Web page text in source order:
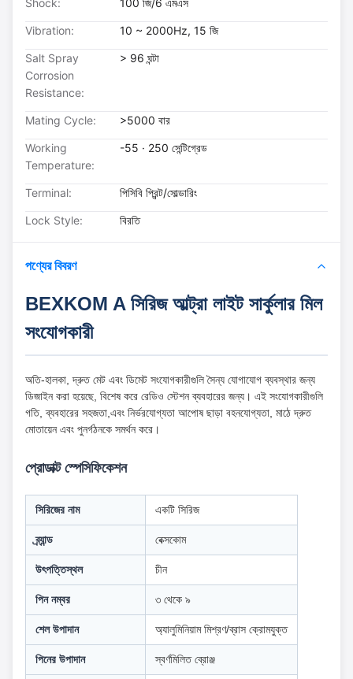
Shock: 100 জি/6 এমএস
Vibration: 10 ~ 2000Hz, 15 জি
Salt Spray
Corrosion
Resistance:
> 96 ঘন্টা
Mating Cycle: >5000 বার
Working
Temperature:
-55 · 250 সেন্টিগ্রেড
Terminal: পিসিবি প্রিন্ট/সোল্ডারিং
Lock Style: বিরতি
পণ্যের বিবরণ
BEXKOM A সিরিজ আল্ট্রা লাইট সার্কুলার মিল
সংযোগকারী
অতি-হালকা, দ্রুত মেট এবং ডিমেট সংযোগকারীগুলি সৈন্য যোগাযোগ ব্যবস্থার জন্য
ডিজাইন করা হয়েছে, বিশেষ করে রেডিও স্টেশন ব্যবহারের জন্য। এই সংযোগকারীগুলি
গতি, ব্যবহারের সহজতা,এবং নির্ভরযোগ্যতা আপোষ ছাড়া বহনযোগ্যতা, মাঠে দ্রুত
মোতায়েন এবং পুনর্গঠনকে সমর্থন করে।
প্রোডাক্ট স্পেসিফিকেশন
সিরিজের নাম একটি সিরিজ
ব্র্যান্ড বেক্সকোম
উৎপত্তিস্থল চীন
পিন নম্বর ৩ থেকে ৯
শেল উপাদান অ্যালুমিনিয়াম মিশ্রণ/ব্রাস ক্রোমযুক্ত
পিনের উপাদান স্বর্ণমিলিত ব্রোঞ্জ